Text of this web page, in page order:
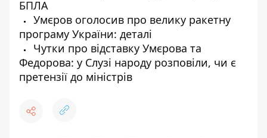
БПЛА
Умєров оголосив про велику ракетну
програму України: деталі
Чутки про відставку Умєрова та
Федорова: у Слузі народу розповіли, чи є
претензії до міністрів